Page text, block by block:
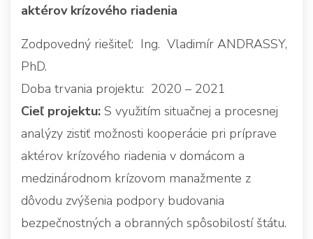
aktérov krízového riadenia
Zodpovedný riešiteľ: Ing. Vladimír ANDRASSY,
PhD.
Doba trvania projektu: 2020 – 2021
Cieľ projektu: S využitím situačnej a procesnej
analýzy zistiť možnosti kooperácie pri príprave
aktérov krízového riadenia v domácom a
medzinárodnom krízovom manažmente z
dôvodu zvýšenia podpory budovania
bezpečnostných a obranných spôsobilostí štátu.